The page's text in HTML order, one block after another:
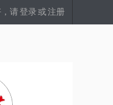
请登录 或注册